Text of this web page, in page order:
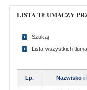
LISTA TŁUMACZY
Szukaj
Lista wszystkich
Lp. Nazwisko i